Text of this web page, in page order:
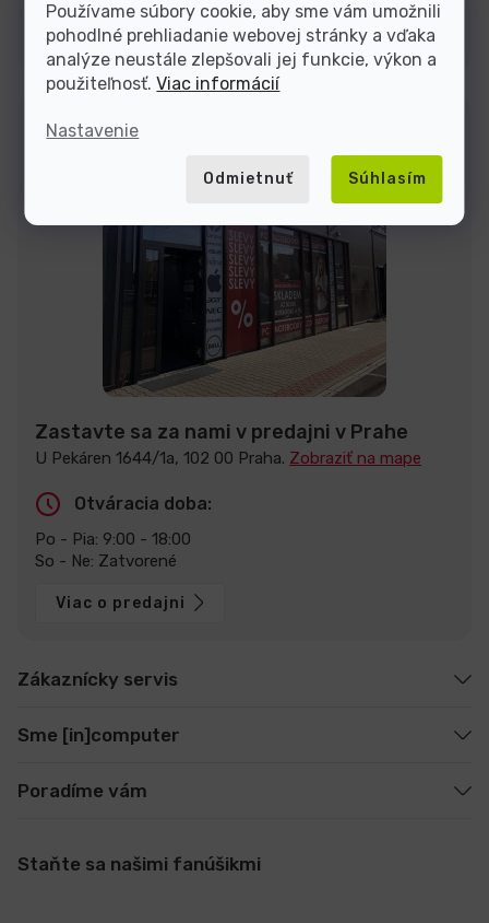
Používame súbory cookie, aby sme vám umožnili
pohodlné prehliadanie webovej stránky a vďaka
analýze neustále zlepšovali jej funkcie, výkon a
použiteľnosť.Viac informácií
Nastavenie
Odmietnuť Súhlasím
Kontakty
Zastavte sa za nami v predajni v Prahe
U Pekáren 1644/1a, 102 00 Praha. Zobraziť na mape
Otváracia doba:
Po - Pia: 9:00 - 18:00
So - Ne: Zatvorené
Viac o predajni
Zákaznícky servis
Sme [in]computer
Poradíme vám
Staňte sa našimi fanúšikmi